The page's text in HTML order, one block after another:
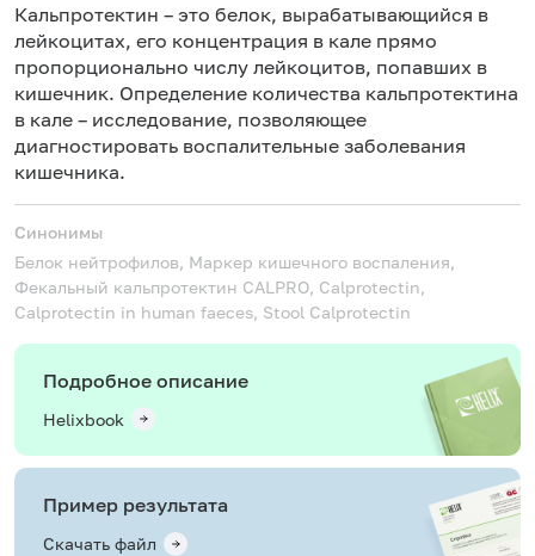
Кальпротектин – это белок, вырабатывающийся в
лейкоцитах, его концентрация в кале прямо
пропорционально числу лейкоцитов, попавших в
кишечник. Определение количества кальпротектина
в кале – исследование, позволяющее
диагностировать воспалительные заболевания
кишечника.
Синонимы
Белок нейтрофилов, Маркер кишечного воспаления,
Фекальный кальпротектин CALPRO, Calprotectin,
Calprotectin in human faeces, Stool Calprotectin
Подробное описание
Helixbook
Пример результата
Скачать файл